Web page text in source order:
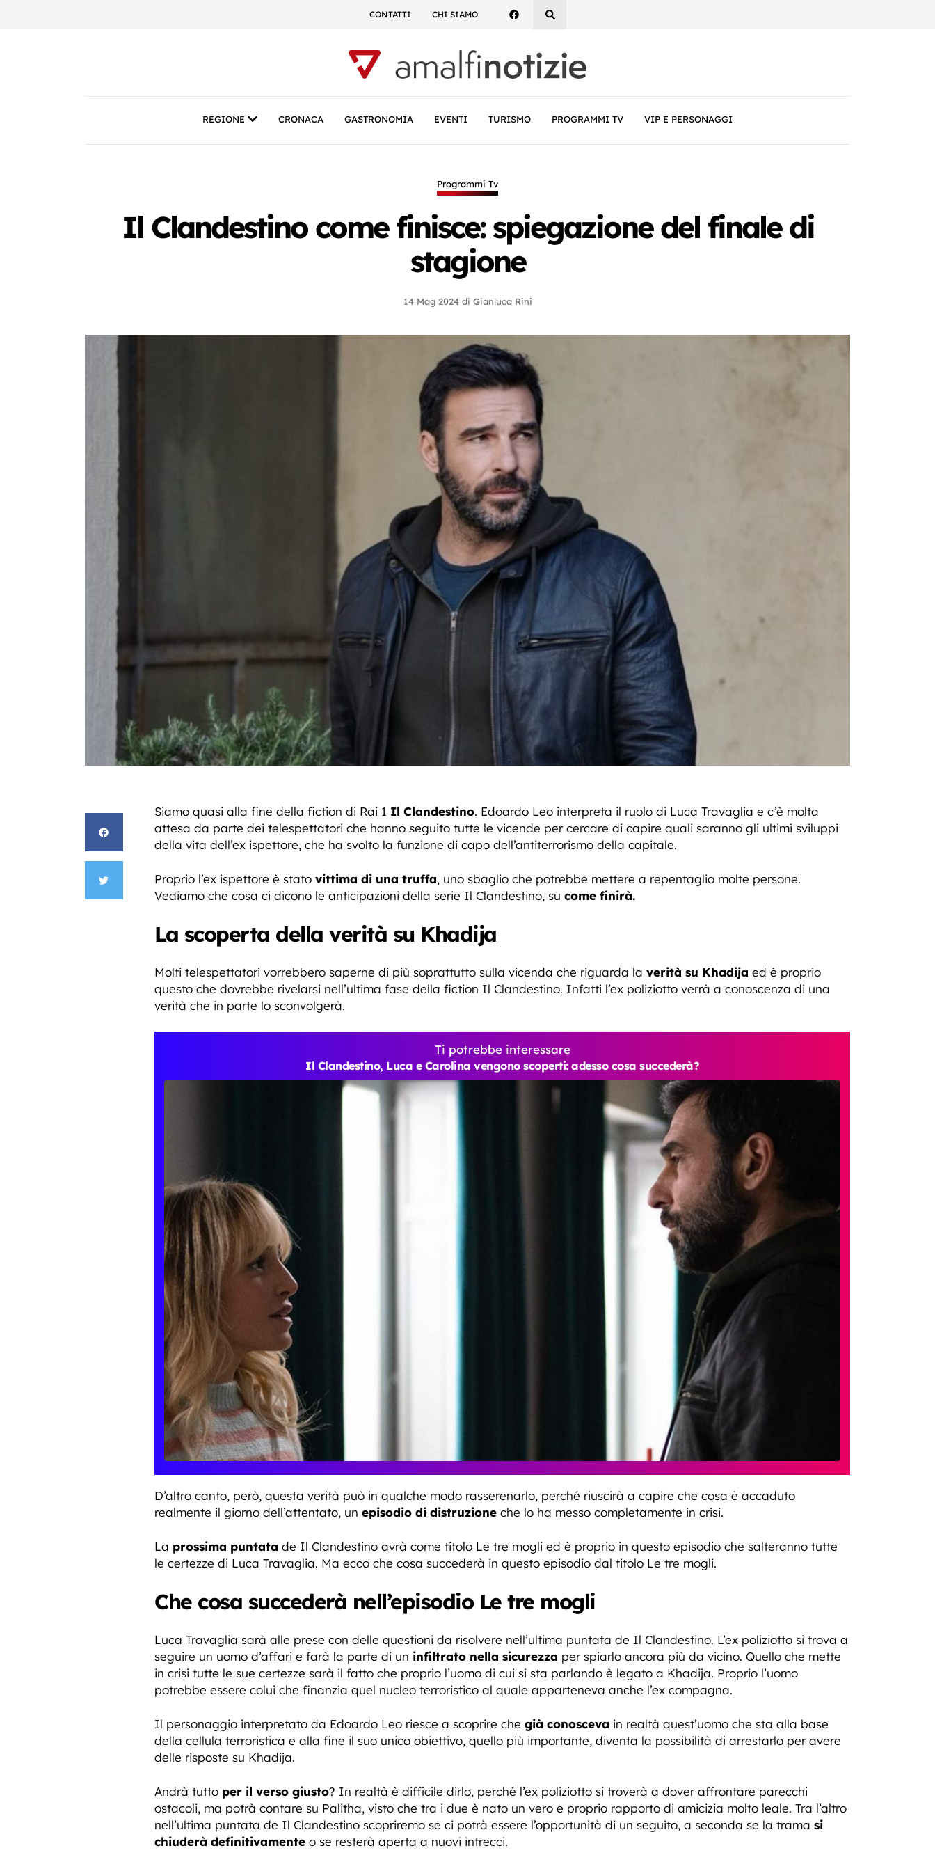
CONTATTI CHI SIAMO
REGIONE CRONACA GASTRONOMIA EVENTI TURISMO PROGRAMMI TV VIP E PERSONAGGI
Programmi Tv
Il Clandestino come finisce: spiegazione del finale di
stagione
14 Mag 2024 di Gianluca Rini
Siamo quasi alla fine della fiction di Rai 1 Il Clandestino. Edoardo Leo interpreta il ruolo di Luca Travaglia e c’è molta
attesa da parte dei telespettatori che hanno seguito tutte le vicende per cercare di capire quali saranno gli ultimi sviluppi
della vita dell’ex ispettore, che ha svolto la funzione di capo dell’antiterrorismo della capitale.
Proprio l’ex ispettore è stato vittima di una truffa, uno sbaglio che potrebbe mettere a repentaglio molte persone.
Vediamo che cosa ci dicono le anticipazioni della serie Il Clandestino, su come finirà.
La scoperta della verità su Khadija
Molti telespettatori vorrebbero saperne di più soprattutto sulla vicenda che riguarda la verità su Khadija ed è proprio
questo che dovrebbe rivelarsi nell’ultima fase della fiction Il Clandestino. Infatti l’ex poliziotto verrà a conoscenza di una
verità che in parte lo sconvolgerà.
Ti potrebbe interessare
Il Clandestino, Luca e Carolina vengono scoperti: adesso cosa succederà?
D’altro canto, però, questa verità può in qualche modo rasserenarlo, perché riuscirà a capire che cosa è accaduto
realmente il giorno dell’attentato, un episodio di distruzione che lo ha messo completamente in crisi.
La prossima puntata de Il Clandestino avrà come titolo Le tre mogli ed è proprio in questo episodio che salteranno tutte
le certezze di Luca Travaglia. Ma ecco che cosa succederà in questo episodio dal titolo Le tre mogli.
Che cosa succederà nell’episodio Le tre mogli
Luca Travaglia sarà alle prese con delle questioni da risolvere nell’ultima puntata de Il Clandestino. L’ex poliziotto si trova a
seguire un uomo d’affari e farà la parte di un infiltrato nella sicurezza per spiarlo ancora più da vicino. Quello che mette
in crisi tutte le sue certezze sarà il fatto che proprio l’uomo di cui si sta parlando è legato a Khadija. Proprio l’uomo
potrebbe essere colui che finanzia quel nucleo terroristico al quale apparteneva anche l’ex compagna.
Il personaggio interpretato da Edoardo Leo riesce a scoprire che già conosceva in realtà quest’uomo che sta alla base
della cellula terroristica e alla fine il suo unico obiettivo, quello più importante, diventa la possibilità di arrestarlo per avere
delle risposte su Khadija.
Andrà tutto per il verso giusto? In realtà è difficile dirlo, perché l’ex poliziotto si troverà a dover affrontare parecchi
ostacoli, ma potrà contare su Palitha, visto che tra i due è nato un vero e proprio rapporto di amicizia molto leale. Tra l’altro
nell’ultima puntata de Il Clandestino scopriremo se ci potrà essere l’opportunità di un seguito, a seconda se la trama si
chiuderà definitivamente o se resterà aperta a nuovi intrecci.